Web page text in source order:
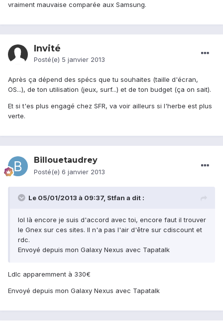
vraiment mauvaise comparée aux Samsung.
Invité
Posté(e) 5 janvier 2013
Après ça dépend des spécs que tu souhaites (taille d'écran,
OS...), de ton utilisation (jeux, surf...) et de ton budget (ça on sait).
Et si t'es plus engagé chez SFR, va voir ailleurs si l'herbe est plus
verte.
Billouetaudrey
Posté(e) 6 janvier 2013
Le 05/01/2013 à 09:37, Stfan a dit :
lol là encore je suis d'accord avec toi, encore faut il trouver
le Gnex sur ces sites. Il n'a pas l'air d'être sur cdiscount et
rdc.
Envoyé depuis mon Galaxy Nexus avec Tapatalk
Ldlc apparemment à 330€
Envoyé depuis mon Galaxy Nexus avec Tapatalk